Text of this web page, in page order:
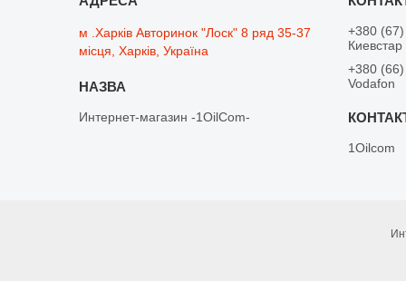
м .Харків Авторинок "Лоск" 8 ряд 35-37
місця, Харків, Україна
Интернет-магазин -1OilCom-
+380
Киевстар
+380
Vodafon
1Oilcom